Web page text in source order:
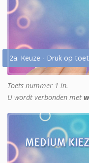
2a. Keuze - Druk op
Toets nummer 1 in.
U wordt verbonden met